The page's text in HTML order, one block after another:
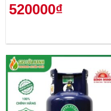
520000₫